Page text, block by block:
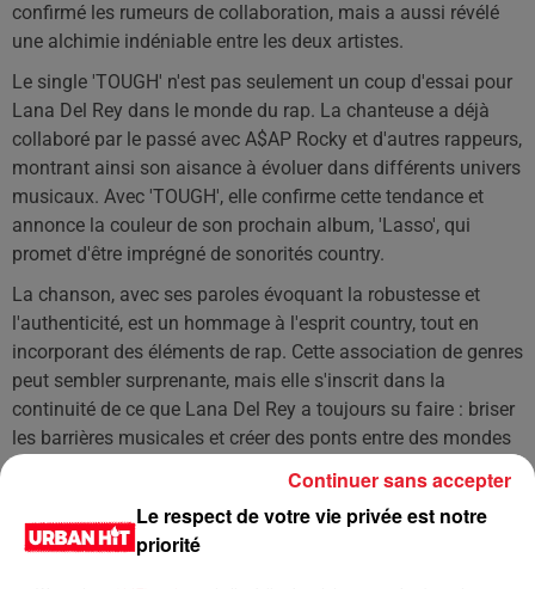
confirmé les rumeurs de collaboration, mais a aussi révélé
une alchimie indéniable entre les deux artistes.
Le single 'TOUGH' n'est pas seulement un coup d'essai pour
Lana Del Rey dans le monde du rap. La chanteuse a déjà
collaboré par le passé avec A$AP Rocky et d'autres rappeurs,
montrant ainsi son aisance à évoluer dans différents univers
musicaux. Avec 'TOUGH', elle confirme cette tendance et
annonce la couleur de son prochain album, 'Lasso', qui
promet d'être imprégné de sonorités country.
La chanson, avec ses paroles évoquant la robustesse et
l'authenticité, est un hommage à l'esprit country, tout en
incorporant des éléments de rap. Cette association de genres
peut sembler surprenante, mais elle s'inscrit dans la
continuité de ce que Lana Del Rey a toujours su faire : briser
les barrières musicales et créer des ponts entre des mondes
Cet élément est masqué compte-tenu du refus du
Le respect de votre vie privée est notre
priorité
Continuer sans accepter